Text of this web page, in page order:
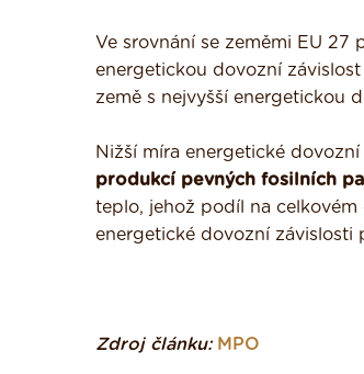
Ve srovnání se zeměmi EU
energetickou dovozní
země s nejvyšší energetickou
Nižší míra energetické
produkcí pevných fosilních
teplo, jehož podíl na celkovém
energetické dovozní závislosti
Zdroj článku: MPO